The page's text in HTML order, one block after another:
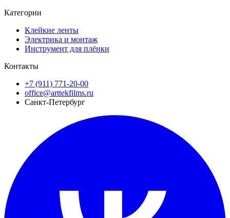
Категории
Клейкие ленты
Электрика и монтаж
Инструмент для плёнки
Контакты
+7 (911) 771-20-00
office@arttekfilms.ru
Санкт-Петербург